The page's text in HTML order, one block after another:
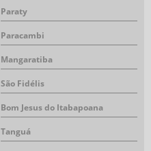
Paraty
Paracambi
Mangaratiba
São Fidélis
Bom Jesus do Itabapoana
Tanguá